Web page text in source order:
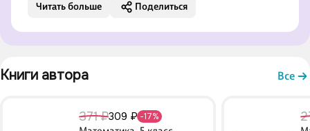
Читать больше Поделиться
Книги автора Все
371 ₽309 ₽ -17%